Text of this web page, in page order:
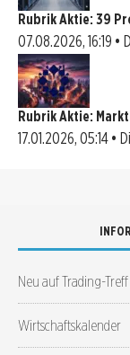
Rubrik Aktie: 39
07.08.2026, 16:19 •
Rubrik Aktie:
17.01.2026, 05:14 •
Neu auf Trading-
Wirtschaftskalender